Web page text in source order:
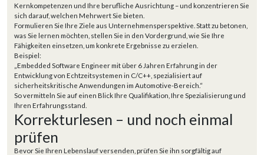
Kernkompetenzen und Ihre berufliche Ausrichtung – und konzentrieren Sie
sich darauf, welchen Mehrwert Sie bieten.
Formulieren Sie Ihre Ziele aus Unternehmensperspektive. Statt zu betonen,
was Sie lernen möchten, stellen Sie in den Vordergrund, wie Sie Ihre
Fähigkeiten einsetzen, um konkrete Ergebnisse zu erzielen.
Beispiel:
„Embedded Software Engineer mit über 6 Jahren Erfahrung in der
Entwicklung von Echtzeitsystemen in C/C++, spezialisiert auf
sicherheitskritische Anwendungen im Automotive-Bereich.“
So vermitteln Sie auf einen Blick Ihre Qualifikation, Ihre Spezialisierung und
Ihren Erfahrungsstand.
Korrekturlesen – und noch einmal
prüfen
Bevor Sie Ihren Lebenslauf versenden, prüfen Sie ihn sorgfältig auf